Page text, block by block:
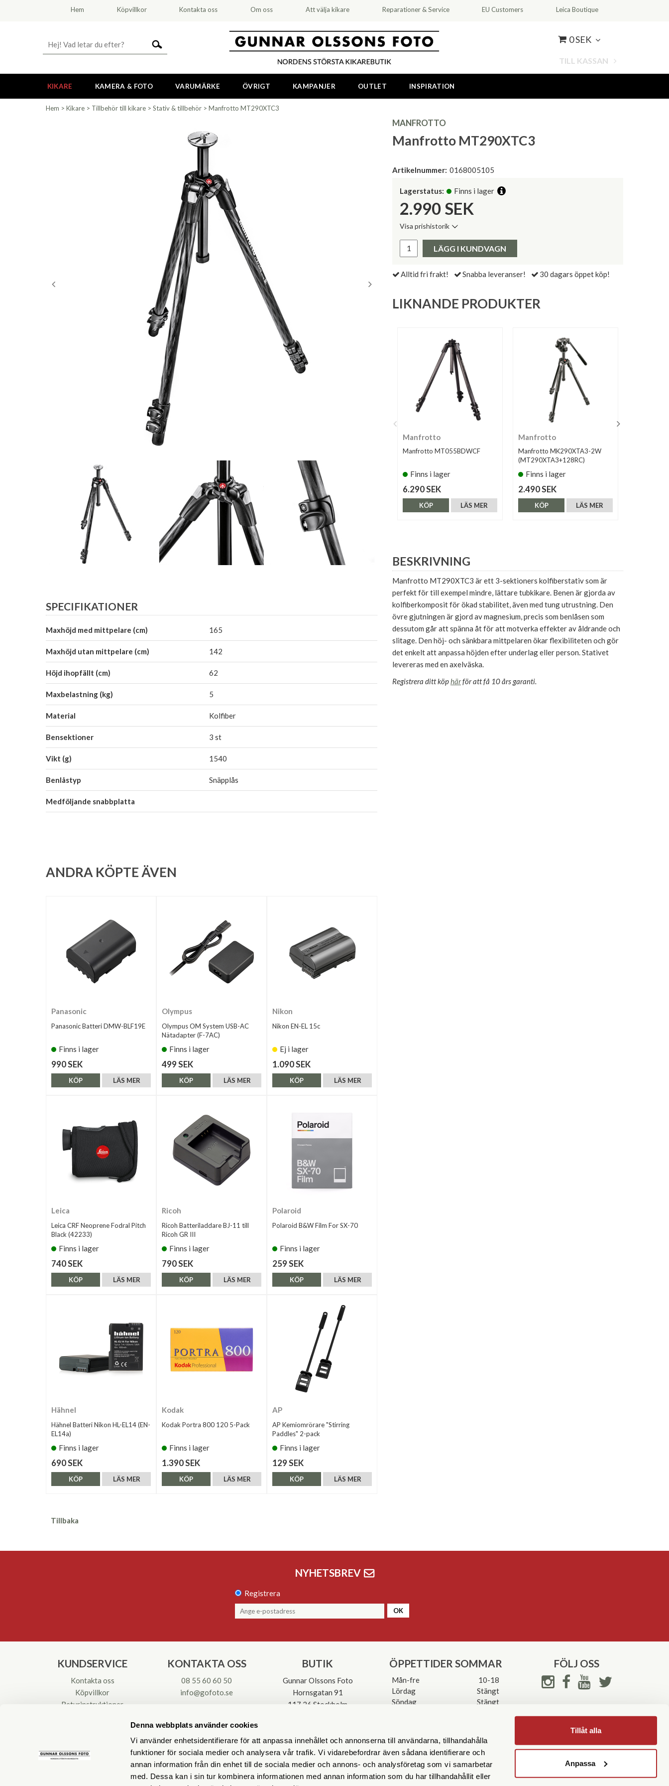
Denna webbplats använder cookies
Vi använder enhetsidentifierare för att anpassa innehållet och annonserna till användarna, tillhandahålla
funktioner för sociala medier och analysera vår trafik. Vi vidarebefordrar även sådana identifierare och
annan information från din enhet till de sociala medier och annons- och analysföretag som vi samarbetar
med. Dessa kan i sin tur kombinera informationen med annan information som du har tillhandahållit eller
Tillåt alla
Anpassa
Hem Köpvillkor Kontakta oss Om oss Att välja kikare Reparationer & Service EU Customers Leica Boutique
0 SEK
TILL KASSAN
KIKARE KAMERA & FOTO VARUMÄRKE ÖVRIGT KAMPANJER OUTLET INSPIRATION
Hem > Kikare > Tillbehör till kikare > Stativ & tillbehör > Manfrotto MT290XTC3
MANFROTTO
Manfrotto MT290XTC3
Artikelnummer: 0168005105
Lagerstatus: Finns i lager
2.990 SEK
Visa prishistorik
Pris:
LÄGG I KUNDVAGN
Alltid fri frakt! Snabba leveranser! 30 dagars öppet köp!
LIKNANDE PRODUKTER
Manfrotto
Manfrotto MT055BDWCF
Finns i lager
6.290 SEK
LÄS MER
KÖP
Manfrotto
Manfrotto MK290XTA3-2W
(MT290XTA3+128RC)
Finns i lager
2.490 SEK
LÄS MER
KÖP
BESKRIVNING
Manfrotto MT290XTC3 är ett 3-sektioners kolfiberstativ som är
perfekt för till exempel mindre, lättare tubkikare. Benen är gjorda av
kolfiberkomposit för ökad stabilitet, även med tung utrustning. Den
övre gjutningen är gjord av magnesium, precis som benlåsen som
dessutom går att spänna åt för att motverka effekter av åldrande och
slitage. Den höj- och sänkbara mittpelaren ökar flexibiliteten och gör
det enkelt att anpassa höjden efter underlag eller person. Stativet
levereras med en axelväska.
Registrera ditt köphärför att få 10 års garanti.
SPECIFIKATIONER
Maxhöjd med mittpelare (cm) 165
Maxhöjd utan mittpelare (cm) 142
Höjd ihopfällt (cm) 62
Maxbelastning (kg) 5
Material Kolfiber
Bensektioner 3 st
Vikt (g) 1540
Benlåstyp Snäpplås
Medföljande snabbplatta
ANDRA KÖPTE ÄVEN
Panasonic
Panasonic Batteri DMW-BLF19E
Finns i lager
990 SEK
LÄS MER
KÖP
Olympus
Olympus OM System USB-AC
Nätadapter (F-7AC)
Finns i lager
499 SEK
LÄS MER
KÖP
Nikon
Nikon EN-EL 15c
Ej i lager
1.090 SEK
LÄS MER
KÖP
Leica
Leica CRF Neoprene Fodral Pitch
Black (42233)
Finns i lager
740 SEK
LÄS MER
KÖP
Ricoh
Ricoh Batteriladdare BJ-11 till
Ricoh GR III
Finns i lager
790 SEK
LÄS MER
KÖP
Polaroid
Polaroid B&W Film For SX-70
Finns i lager
259 SEK
LÄS MER
KÖP
Hähnel
Hähnel Batteri Nikon HL-EL14 (EN-
EL14a)
Finns i lager
690 SEK
LÄS MER
KÖP
Kodak
Kodak Portra 800 120 5-Pack
Finns i lager
1.390 SEK
LÄS MER
KÖP
AP
AP Kemiomrörare "Stirring
Paddles" 2-pack
Finns i lager
129 SEK
LÄS MER
KÖP
Tillbaka
NYHETSBREV
Registrera
OK
KUNDSERVICE
Kontakta oss
Köpvillkor
Returinstruktioner
KONTAKTA OSS
08 55 60 60 50
info@gofoto.se
BUTIK
Gunnar Olssons Foto
Hornsgatan 91
117 26 Stockholm
ÖPPETTIDER SOMMAR
Mån-fre
10-18
Lördag
Stängt
Söndag
Stängt
FÖLJ OSS